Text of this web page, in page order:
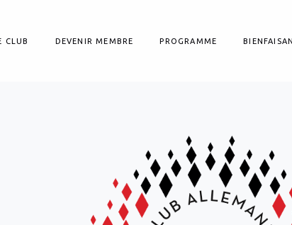
CLUB DEVENIR MEMBRE
Avantages pour nos membres
PROGRAMME
Personnalités invitées